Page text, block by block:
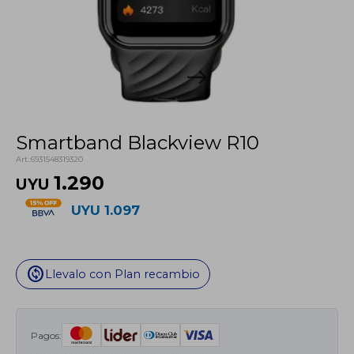
Smartband Blackview R10
6931548319320
UYU 1.290
UYU 1.097
change_circle Llevalo con Plan recambio
Pagos: